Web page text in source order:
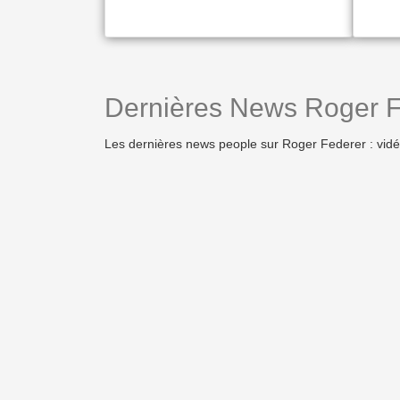
Dernières News Roger
Les dernières news people sur Roger Federer :